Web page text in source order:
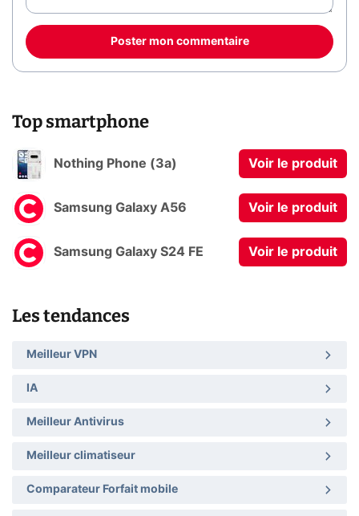
Poster mon commentaire
Top smartphone
Nothing Phone (3a) Voir le produit
Samsung Galaxy A56 Voir le produit
Samsung Galaxy S24 FE Voir le produit
Les tendances
Meilleur VPN
IA
Meilleur Antivirus
Meilleur climatiseur
Comparateur Forfait mobile